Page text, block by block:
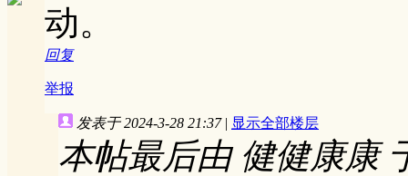
动。
回复
举报
发表于 2024-3-28 21:37 | 显示全部楼层
本帖最后由 健健康康